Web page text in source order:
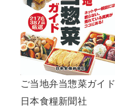
ご当地弁当惣菜ガイド
日本食糧新聞社